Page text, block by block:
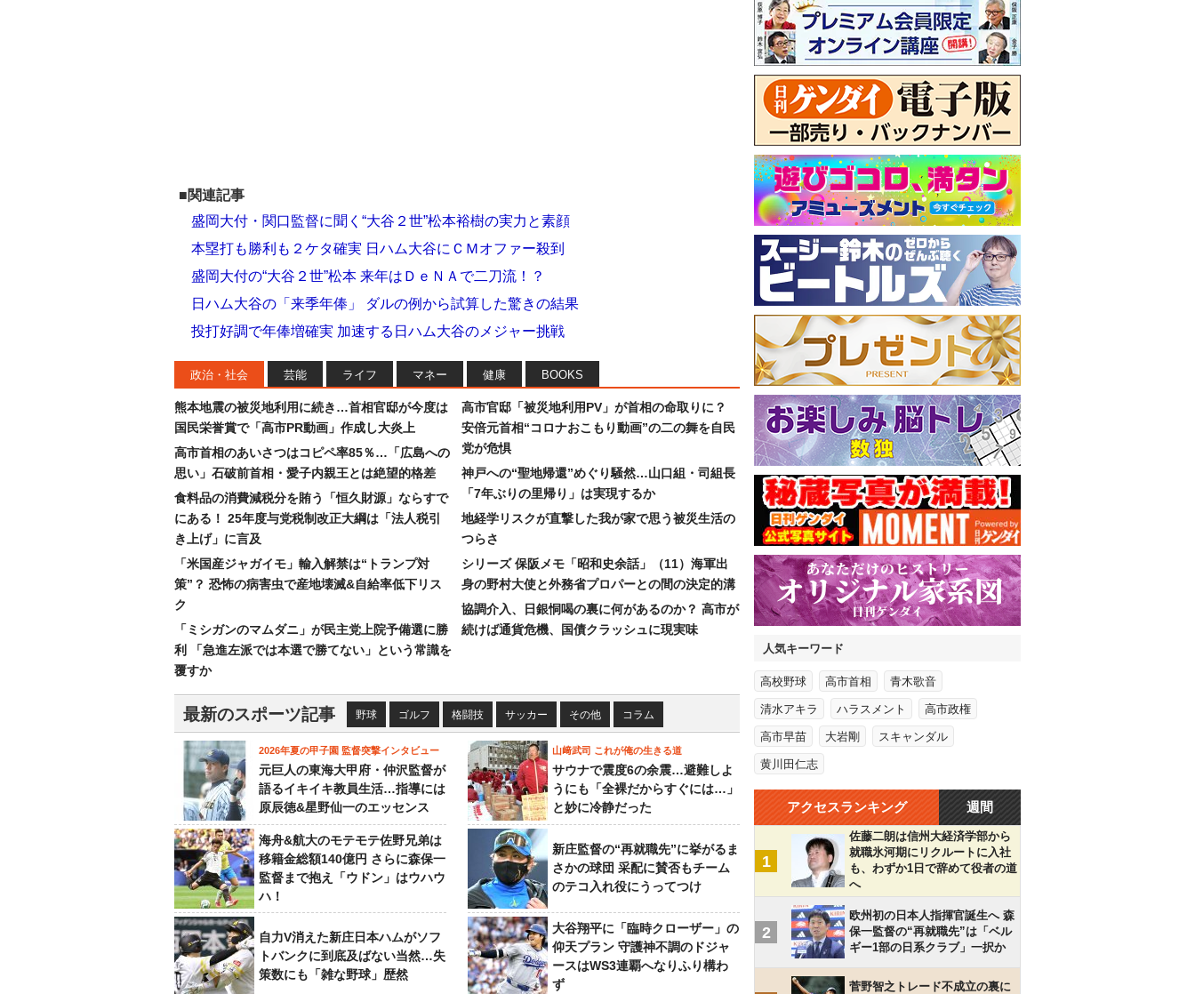
■関連記事
盛岡大付・関口監督に聞く“大谷２世”松本裕樹の実力と素顔
本塁打も勝利も２ケタ確実 日ハム大谷にＣＭオファー殺到
盛岡大付の“大谷２世”松本 来年はＤｅＮＡで二刀流！？
日ハム大谷の「来季年俸」 ダルの例から試算した驚きの結果
投打好調で年俸増確実 加速する日ハム大谷のメジャー挑戦
政治・社会 芸能 ライフ マネー 健康 BOOKS
熊本地震の被災地利用に続き…首相官邸が今度は
国民栄誉賞で「高市PR動画」作成し大炎上
高市首相のあいさつはコピペ率85％…「広島への
思い」石破前首相・愛子内親王とは絶望的格差
食料品の消費減税分を賄う「恒久財源」ならすで
にある！ 25年度与党税制改正大綱は「法人税引
き上げ」に言及
「米国産ジャガイモ」輸入解禁は“トランプ対
策”？ 恐怖の病害虫で産地壊滅&自給率低下リス
ク
「ミシガンのマムダニ」が民主党上院予備選に勝
利 「急進左派では本選で勝てない」という常識を
覆すか
高市官邸「被災地利用PV」が首相の命取りに？
安倍元首相“コロナおこもり動画”の二の舞を自民
党が危惧
神戸への“聖地帰還”めぐり騒然…山口組・司組長
「7年ぶりの里帰り」は実現するか
地経学リスクが直撃した我が家で思う被災生活の
つらさ
シリーズ 保阪メモ「昭和史余話」（11）海軍出
身の野村大使と外務省プロパーとの間の決定的溝
協調介入、日銀恫喝の裏に何があるのか？ 高市が
続けば通貨危機、国債クラッシュに現実味
最新のスポーツ記事 野球 ゴルフ 格闘技 サッカー その他 コラム
2026年夏の甲子園 監督突撃インタビュー
元巨人の東海大甲府・仲沢監督が
語るイキイキ教員生活…指導には
原辰徳&星野仙一のエッセンス
山﨑武司 これが俺の生きる道
サウナで震度6の余震…避難しよ
うにも「全裸だからすぐには…」
と妙に冷静だった
海舟&航大のモテモテ佐野兄弟は
移籍金総額140億円 さらに森保一
監督まで抱え「ウドン」はウハウ
ハ！
新庄監督の“再就職先”に挙がるま
さかの球団 采配に賛否もチーム
のテコ入れ役にうってつけ
自力V消えた新庄日本ハムがソフ
トバンクに到底及ばない当然…失
策数にも「雑な野球」歴然
大谷翔平に「臨時クローザー」の
仰天プラン 守護神不調のドジャ
ースはWS3連覇へなりふり構わ
ず
人気キーワード
高校野球 高市首相 青木歌音
清水アキラ ハラスメント 高市政権
高市早苗 大岩剛 スキャンダル
黄川田仁志
アクセスランキング 週間
1
佐藤二朗は信州大経済学部から
就職氷河期にリクルートに入社
も、わずか1日で辞めて役者の道
へ
2
欧州初の日本人指揮官誕生へ 森
保一監督の“再就職先”は「ベル
ギー1部の日系クラブ」一択か
菅野智之トレード不成立の裏に